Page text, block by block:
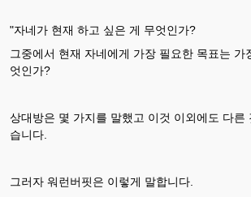
"자네가 현재 하고 싶은 게 무엇인가?
그중에서 현재 자네에게 가장 필요한 목표는 가
엇인가?
상대방은 몇 가지를 말했고 이것 이외에도 다른
습니다.
그러자 워런버핏은 이렇게 말합니다.